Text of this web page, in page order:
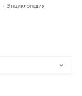
Энциклопедия